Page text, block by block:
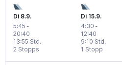
Di 8.9.
5:45 -
20:40
2 Stopps
13:55 Std.
Di 15.9.
4:30 -
12:40
1 Stopp
9:10 Std.